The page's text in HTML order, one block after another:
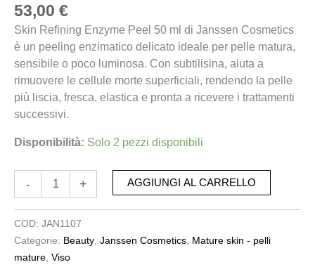
53,00 €
Skin Refining Enzyme Peel 50 ml di Janssen Cosmetics
è un peeling enzimatico delicato ideale per pelle matura,
sensibile o poco luminosa. Con subtilisina, aiuta a
rimuovere le cellule morte superficiali, rendendo la pelle
più liscia, fresca, elastica e pronta a ricevere i trattamenti
successivi.
Disponibilità: Solo 2 pezzi disponibili
- + AGGIUNGI AL CARRELLO
COD: JAN1107
Categorie: Beauty Janssen Cosmetics Mature skin - pelli
mature Viso